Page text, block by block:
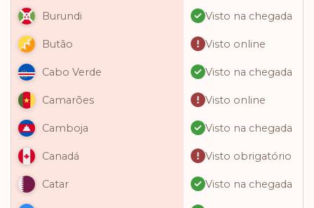
Burundi Visto na chegada
Butão Visto online
Cabo Verde Visto na chegada
Camarões Visto online
Camboja Visto na chegada
Canadá Visto obrigatório
Catar Visto na chegada